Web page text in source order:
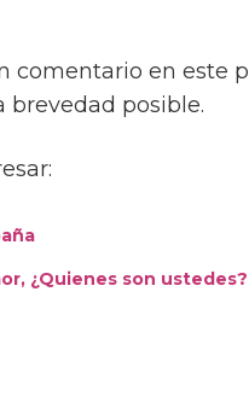
comentario en este
brevedad posible.
¿Quienes son ustedes?